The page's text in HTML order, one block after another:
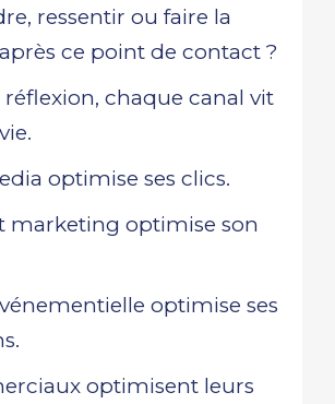
ressentir ou faire la
ce point de contact ?
réflexion, chaque canal vit
optimise ses clics.
marketing optimise son
optimise ses
optimisent leurs